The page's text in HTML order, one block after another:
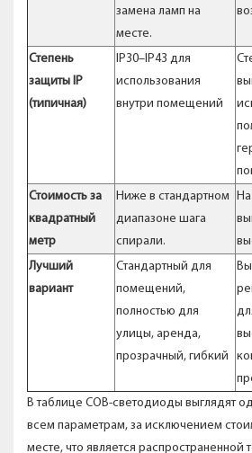
замена ламп на
месте.
Степень
защиты IP
(типичная)
IP30–IP43 для
использования
внутри помещений
Стоимость за
квадратный
метр
Ниже в стандартном
диапазоне шага
спирали.
На
Лучший
вариант
Стандартный для
помещений,
полностью для
улицы, аренда,
прозрачный, гибкий
В таблице COB-светодиоды выглядят
всем параметрам, за исключением
месте, что является распространенной